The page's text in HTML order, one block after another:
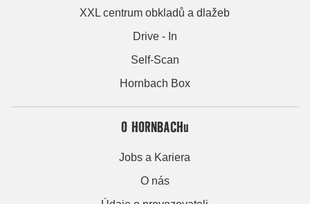
XXL centrum obkladů a dlažeb
Drive - In
Self-Scan
Hornbach Box
O HORNBACHu
Jobs a Kariera
O nás